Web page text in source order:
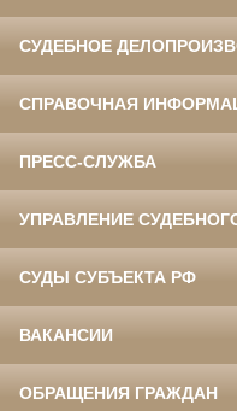
СУДЕБНОЕ
СПРАВОЧНАЯ
ПРЕСС-СЛУЖБА
УПРАВЛЕНИЕ
СУДЫ СУБЪЕКТА РФ
ВАКАНСИИ
ОБРАЩЕНИЯ ГРАЖДАН